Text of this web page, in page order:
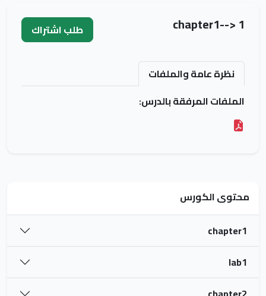
chapter1--> 1 طلب اشتراك
نظرة عامة والملفات
الملفات المرفقة بالدرس:
محتوى الكورس
chapter1
lab1